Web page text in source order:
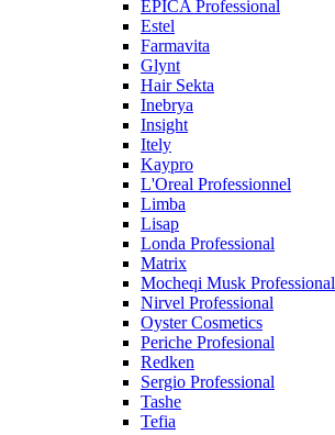
EPICA Professional
Estel
Farmavita
Glynt
Hair Sekta
Inebrya
Insight
Itely
Kaypro
L'Oreal Professionnel
Limba
Lisap
Londa Professional
Matrix
Mocheqi Musk Professional
Nirvel Professional
Oyster Cosmetics
Periche Profesional
Redken
Sergio Professional
Tashe
Tefia